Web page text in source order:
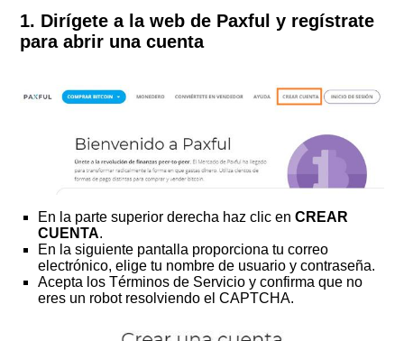
1. Dirígete a la web de Paxful y regístrate
para abrir una cuenta
En la parte superior derecha haz clic enCREAR
CUENTA.
En la siguiente pantalla proporciona tu correo
electrónico, elige tu nombre de usuario y contraseña.
Acepta los Términos de Servicio y confirma que no
eres un robot resolviendo el CAPTCHA.